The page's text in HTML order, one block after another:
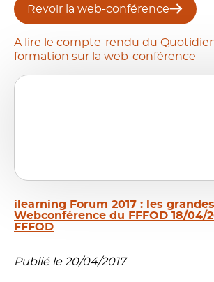
Revoir la web-conférence
A lire le compte-rendu du
formation sur la web-conférence
ilearning Forum 2017 : les
Webconférence du FFFOD 18/04/
FFFOD
Publié le 20/04/2017